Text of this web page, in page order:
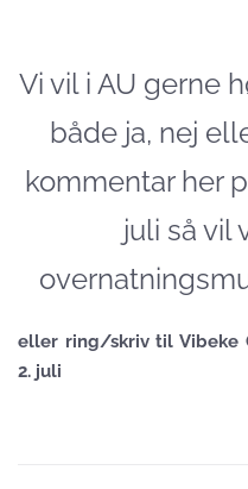
Vi vil i AU gerne
både ja, nej
kommentar her
juli så vil
eller ring/skriv til Vibeke
2. juli